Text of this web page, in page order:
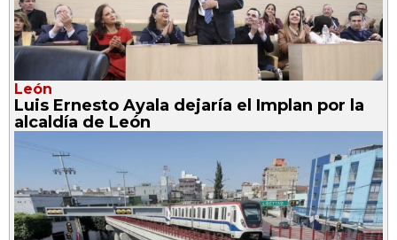
León
Luis Ernesto Ayala dejaría el Implan por la
alcaldía de León